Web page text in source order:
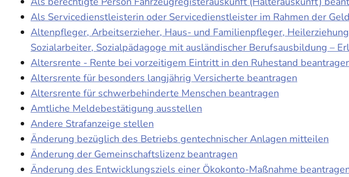
Als Servicedienstleisterin oder Servicedienstleister im Rahmen der
Altenpfleger, Arbeitserzieher, Haus- und Familienpfleger,
Sozialarbeiter, Sozialpädagoge mit ausländischer Berufsausbildung –
Altersrente - Rente bei vorzeitigem Eintritt in den Ruhestand
Altersrente für besonders langjährig Versicherte beantragen
Altersrente für schwerbehinderte Menschen beantragen
Amtliche Meldebestätigung ausstellen
Andere Strafanzeige stellen
Änderung bezüglich des Betriebs gentechnischer Anlagen mitteilen
Änderung der Gemeinschaftslizenz beantragen
Änderung des Entwicklungsziels einer Ökokonto-Maßnahme